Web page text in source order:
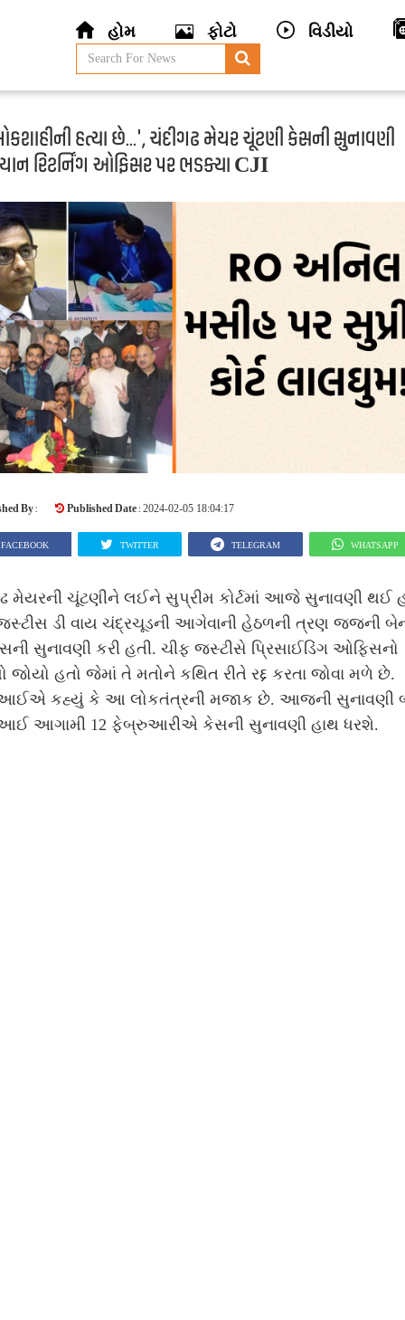
હોમ ફોટો વિડીયો
હત્યા છે...', ચંદીગઢ મેયર ચૂંટણી કેસની સુનાવણી
રિટર્નિંગ ઓફિસર પર ભડક્યા CJI
By : Published Date : 2024-02-05 18:04:17
FACEBOOK TWITTER TELEGRAM WHATSAPP
મેયરની ચૂંટણીને લઈને સુપ્રીમ કોર્ટમાં આજે સુનાવણી થઈ
ડી વાય ચંદ્રચૂડની આગેવાની હેઠળની ત્રણ જજની
સુનાવણી કરી હતી. ચીફ જસ્ટીસે પ્રિસાઈડિંગ ઓફિસનો
જોયો હતો જેમાં તે મતોને કથિત રીતે રદ્દ કરતા જોવા મળે છે.
કહ્યું કે આ લોકતંત્રની મજાક છે. આજની સુનાવણી
આગામી 12 ફેબ્રુઆરીએ કેસની સુનાવણી હાથ ધરશે.